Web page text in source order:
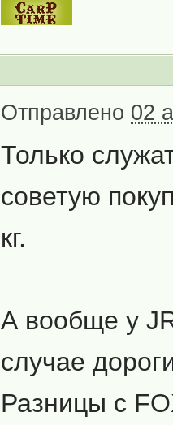
Отправлено 02
Только
советую
кг.
А вообще у
случае
Разницы с